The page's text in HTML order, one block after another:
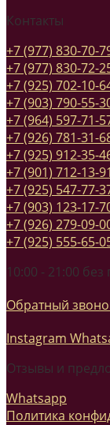
Контакты
+7 (977) 830-70-
+7 (977) 830-72-
+7 (925) 702-10-
+7 (903) 790-55-
+7 (964) 597-71-
+7 (926) 781-31-
+7 (925) 912-35-
+7 (901) 712-13-91
+7 (925) 547-77-
+7 (903) 123-17-
+7 (926) 279-09-
+7 (925) 555-65-
10:00 - 21:00
Обратный
Instagram
Отзывы и
Whatsapp
Политика